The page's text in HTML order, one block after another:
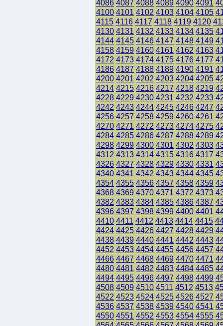
4086 4087 4088 4089 4090 4091
4100 4101 4102 4103 4104 4105
4115 4116 4117 4118 4119 4120
4130 4131 4132 4133 4134 4135
4144 4145 4146 4147 4148 4149
4158 4159 4160 4161 4162 4163
4172 4173 4174 4175 4176 4177
4186 4187 4188 4189 4190 4191
4200 4201 4202 4203 4204 4205
4214 4215 4216 4217 4218 4219
4228 4229 4230 4231 4232 4233
4242 4243 4244 4245 4246 4247
4256 4257 4258 4259 4260 4261
4270 4271 4272 4273 4274 4275
4284 4285 4286 4287 4288 4289
4298 4299 4300 4301 4302 4303
4312 4313 4314 4315 4316 4317
4326 4327 4328 4329 4330 4331
4340 4341 4342 4343 4344 4345
4354 4355 4356 4357 4358 4359
4368 4369 4370 4371 4372 4373
4382 4383 4384 4385 4386 4387
4396 4397 4398 4399 4400 4401
4410 4411 4412 4413 4414 4415
4424 4425 4426 4427 4428 4429
4438 4439 4440 4441 4442 4443
4452 4453 4454 4455 4456 4457
4466 4467 4468 4469 4470 4471
4480 4481 4482 4483 4484 4485
4494 4495 4496 4497 4498 4499
4508 4509 4510 4511 4512 4513
4522 4523 4524 4525 4526 4527
4536 4537 4538 4539 4540 4541
4550 4551 4552 4553 4554 4555